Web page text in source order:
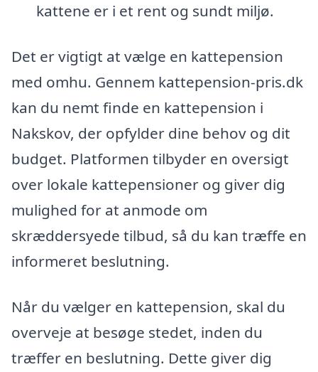
kattene er i et rent og sundt miljø.
Det er vigtigt at vælge en kattepension
med omhu. Gennem kattepension-pris.dk
kan du nemt finde en kattepension i
Nakskov, der opfylder dine behov og dit
budget. Platformen tilbyder en oversigt
over lokale kattepensioner og giver dig
mulighed for at anmode om
skræddersyede tilbud, så du kan træffe en
informeret beslutning.
Når du vælger en kattepension, skal du
overveje at besøge stedet, inden du
træffer en beslutning. Dette giver dig